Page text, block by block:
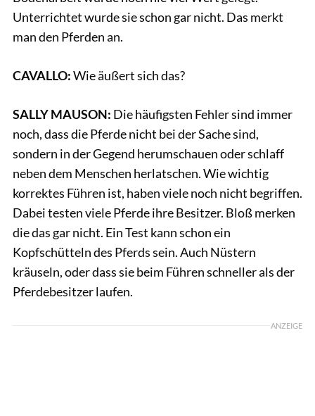
Unterrichtet wurde sie schon gar nicht. Das merkt
man den Pferden an.
CAVALLO:Wie äußert sich das?
SALLY MAUSON: Die häufigsten Fehler sind immer
noch, dass die Pferde nicht bei der Sache sind,
sondern in der Gegend herumschauen oder schlaff
neben dem Menschen herlatschen. Wie wichtig
korrektes Führen ist, haben viele noch nicht begriffen.
Dabei testen viele Pferde ihre Besitzer. Bloß merken
die das gar nicht. Ein Test kann schon ein
Kopfschütteln des Pferds sein. Auch Nüstern
kräuseln, oder dass sie beim Führen schneller als der
Pferdebesitzer laufen.
ANZEIGE